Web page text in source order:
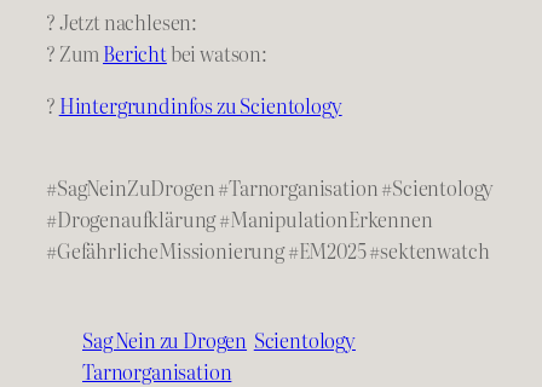
? Jetzt nachlesen:
? ZumBerichtbei watson:
? Hintergrundinfos zu Scientology
#SagNeinZuDrogen #Tarnorganisation #Scientology
#Drogenaufklärung #ManipulationErkennen
#GefährlicheMissionierung #EM2025 #sektenwatch
Sag Nein zu Drogen Scientology
Tarnorganisation